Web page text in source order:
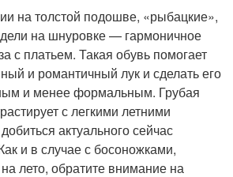
на толстой подошве, «рыбацкие»,
на шнуровке — гармоничное
с платьем. Такая обувь помогает
и романтичный лук и сделать его
и менее формальным. Грубая
с легкими летними
актуального сейчас
и в случае с босоножками,
лето, обратите внимание на